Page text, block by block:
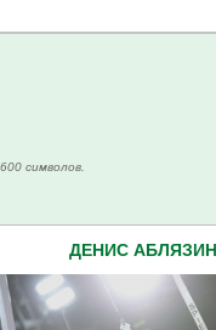
символов.
ДЕНИС АБЛЯЗИН